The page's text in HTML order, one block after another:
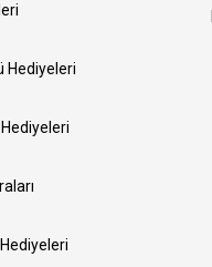
Hediyeleri
Hediyeleri